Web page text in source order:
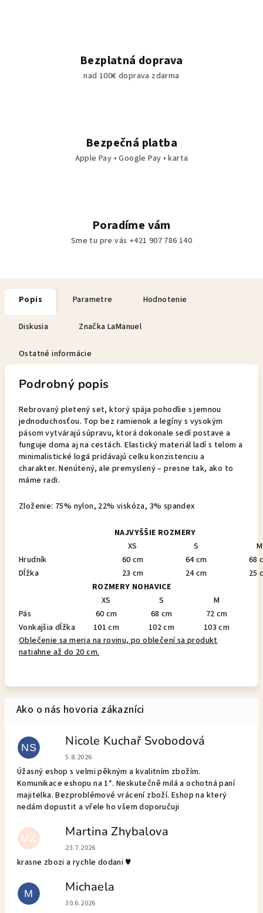
Bezplatná doprava
nad 100€ doprava zdarma
Bezpečná platba
Apple Pay • Google Pay • karta
Poradíme vám
Sme tu pre vás +421 907 786 140
Popis Parametre Hodnotenie
Diskusia Značka LaManuel
Ostatné informácie
Podrobný popis
Rebrovaný pletený set, ktorý spája pohodlie s jemnou
jednoduchosťou. Top bez ramienok a legíny s vysokým
pásom vytvárajú súpravu, ktorá dokonale sedí postave a
funguje doma aj na cestách. Elastický materiál ladí s telom a
minimalistické logá pridávajú celku konzistenciu a
charakter. Nenútený, ale premyslený – presne tak, ako to
máme radi.
Zloženie: 75% nylon, 22% viskóza, 3% spandex
NAJVYŠŠIE ROZMERY
XS
S
M
Hrudník
60 cm 64 cm
68
Dĺžka
23 cm 24 cm
25
ROZMERY NOHAVICE
XS
S
M
Pás
60 cm 68 cm
72 cm
Vonkajšia dĺžka
101 cm 102 cm
103 cm
Oblečenie sa meria na rovinu, po oblečení sa produkt
natiahne až do 20 cm.
NS Nicole Kuchař Svobodová
Hodnotenie obchodu je 5 z 5 hviezdičiek.
5.8.2026
Úžasný eshop s velmi pěkným a kvalitním zbožím.
Komunikace eshopu na 1*. Neskutečně milá a ochotná paní
majitelka. Bezproblémové vrácení zboží. Eshop na který
nedám dopustit a vřele ho všem doporučuji
MZ Martina Zhybalova
Hodnotenie obchodu je 5 z 5 hviezdičiek.
23.7.2026
krasne zbozi a rychle dodani ♥️
M Michaela
Hodnotenie obchodu je 5 z 5 hviezdičiek.
30.6.2026